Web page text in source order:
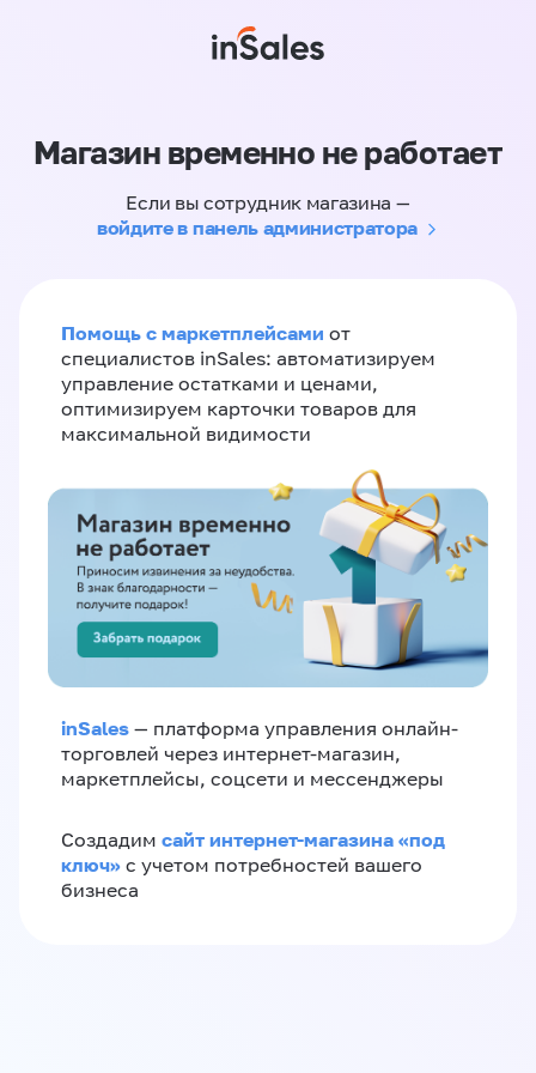
Магазин временно не работает
Если вы сотрудник магазина —
войдите в панель администратора
Помощь с маркетплейсами от
специалистов inSales: автоматизируем
управление остатками и ценами,
оптимизируем карточки товаров для
максимальной видимости
inSales — платформа управления онлайн-
торговлей через интернет-магазин,
маркетплейсы, соцсети и мессенджеры
Создадим сайт интернет-магазина «под
ключ» с учетом потребностей вашего
бизнеса